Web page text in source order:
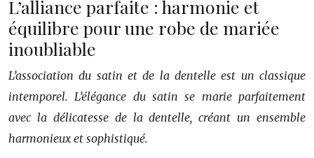
L’alliance parfaite : harmonie et
équilibre pour une robe de mariée
inoubliable
L’association du satin et de la dentelle est un classique
intemporel. L’élégance du satin se marie parfaitement
avec la délicatesse de la dentelle, créant un ensemble
harmonieux et sophistiqué.